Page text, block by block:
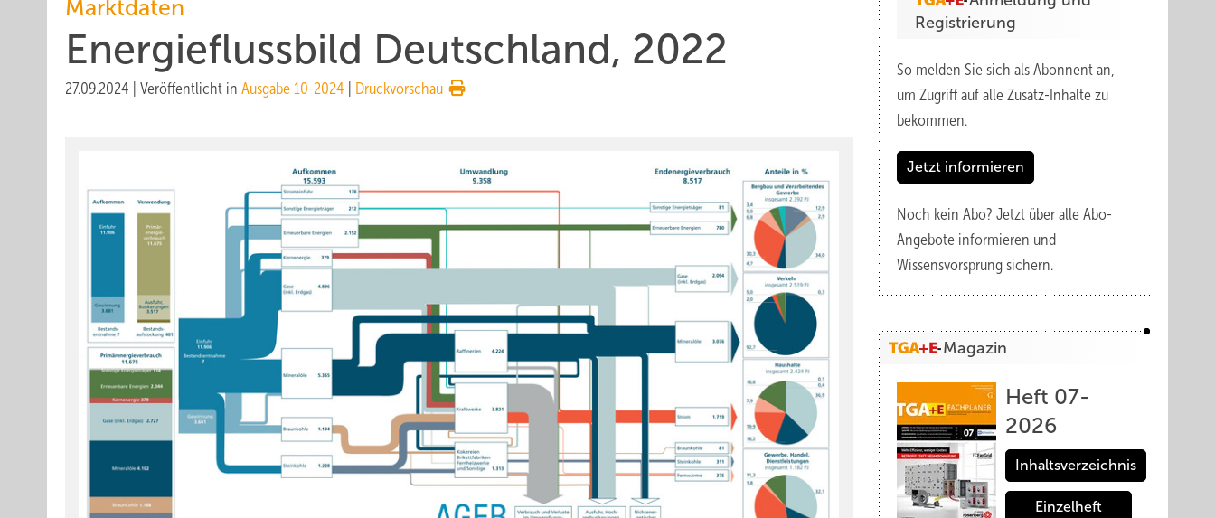
Marktdaten
Energieflussbild Deutschland, 2022
27.09.2024 Veröffentlicht in Ausgabe 10-2024 Druckvorschau
Registrierung
So melden Sie sich als Abonnent an,
um Zugriff auf alle Zusatz-Inhalte zu
bekommen.
Jetzt informieren
Noch kein Abo? Jetzt über alle Abo-
Angebote informieren und
Wissensvorsprung sichern.
Magazin
Heft 07-
2026
Inhaltsverzeichnis
Einzelheft